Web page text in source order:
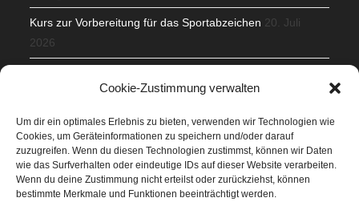
Cookie-Zustimmung verwalten
Um dir ein optimales Erlebnis zu bieten, verwenden wir Technologien wie
Cookies, um Geräteinformationen zu speichern und/oder darauf
zuzugreifen. Wenn du diesen Technologien zustimmst, können wir Daten
wie das Surfverhalten oder eindeutige IDs auf dieser Website verarbeiten.
Wenn du deine Zustimmung nicht erteilst oder zurückziehst, können
bestimmte Merkmale und Funktionen beeinträchtigt werden.
Kurs zur Vorbereitung für das Sportabzeichen 20. Juli
2026
Veranstaltungen
Höffner Run